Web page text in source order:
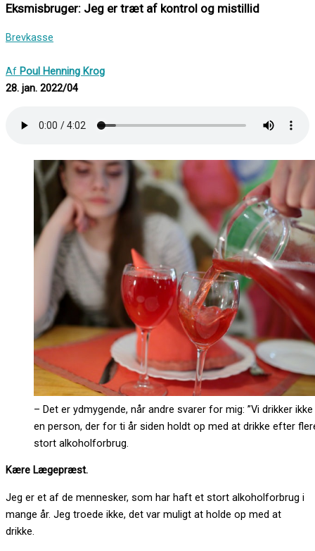
Eksmisbruger: Jeg er træt af kontrol og mistillid
Brevkasse
Af Poul Henning Krog
28. jan. 2022/04
– Det er ydmygende, når andre svarer for mig: ”Vi drikker
en person, der for ti år siden holdt op med at drikke efter
stort alkoholforbrug.
Kære Lægepræst.
Jeg er et af de mennesker, som har haft et stort alkoholforbrug i
mange år. Jeg troede ikke, det var muligt at holde op med at
drikke.